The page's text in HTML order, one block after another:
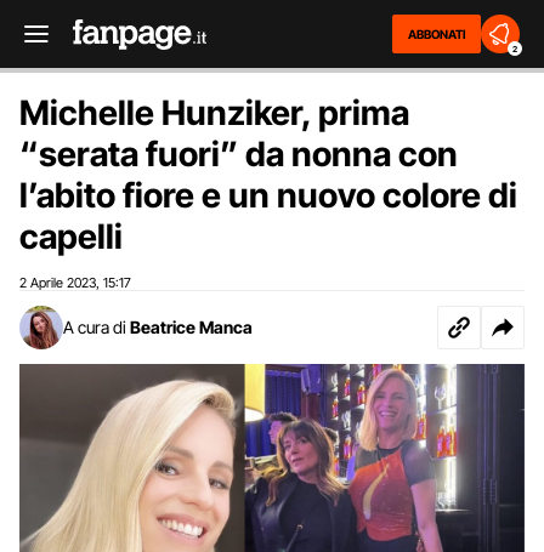
ABBONATI
2
Michelle Hunziker, prima
“serata fuori” da nonna con
l’abito fiore e un nuovo colore di
capelli
2 Aprile 2023 15:17
A cura di Beatrice Manca